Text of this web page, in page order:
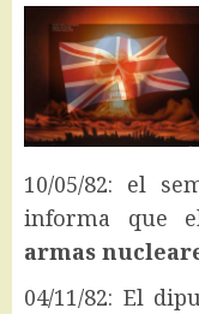
10/05/82: el
informa que
armas
04/11/82: El